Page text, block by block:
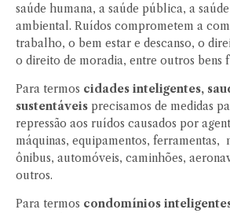
saúde humana, a saúde pública, a
ambiental. Ruídos comprometem a
trabalho, o bem estar e descanso, o
o direito de moradia, entre outros bens
Para termos cidades inteligentes,
sustentáveis precisamos de medidas
repressão aos ruídos causados por
máquinas, equipamentos, ferramentas,
ônibus, automóveis, caminhões,
outros.
Para termos condomínios